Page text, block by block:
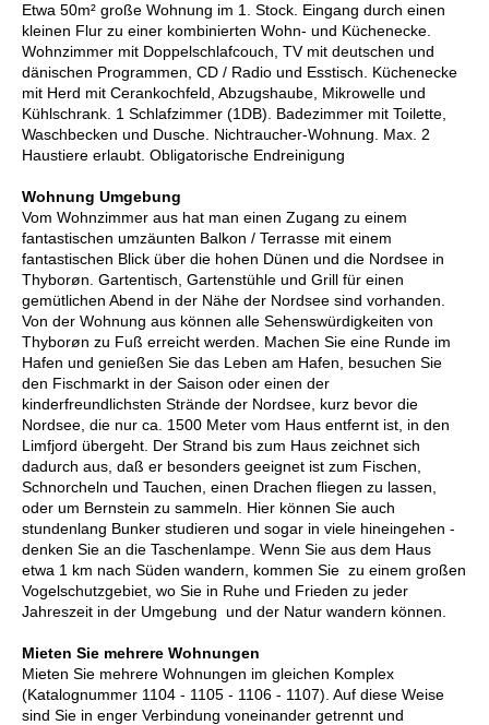
Etwa 50m² große Wohnung im 1. Stock. Eingang durch einen
kleinen Flur zu einer kombinierten Wohn- und Küchenecke.
Wohnzimmer mit Doppelschlafcouch, TV mit deutschen und
dänischen Programmen, CD / Radio und Esstisch. Küchenecke
mit Herd mit Cerankochfeld, Abzugshaube, Mikrowelle und
Kühlschrank. 1 Schlafzimmer (1DB). Badezimmer mit Toilette,
Waschbecken und Dusche. Nichtraucher-Wohnung. Max. 2
Haustiere erlaubt. Obligatorische Endreinigung
Wohnung Umgebung
Vom Wohnzimmer aus hat man einen Zugang zu einem
fantastischen umzäunten Balkon / Terrasse mit einem
fantastischen Blick über die hohen Dünen und die Nordsee in
Thyborøn. Gartentisch, Gartenstühle und Grill für einen
gemütlichen Abend in der Nähe der Nordsee sind vorhanden.
Von der Wohnung aus können alle Sehenswürdigkeiten von
Thyborøn zu Fuß erreicht werden. Machen Sie eine Runde im
Hafen und genießen Sie das Leben am Hafen, besuchen Sie
den Fischmarkt in der Saison oder einen der
kinderfreundlichsten Strände der Nordsee, kurz bevor die
Nordsee, die nur ca. 1500 Meter vom Haus entfernt ist, in den
Limfjord übergeht. Der Strand bis zum Haus zeichnet sich
dadurch aus, daß er besonders geeignet ist zum Fischen,
Schnorcheln und Tauchen, einen Drachen fliegen zu lassen,
oder um Bernstein zu sammeln. Hier können Sie auch
stundenlang Bunker studieren und sogar in viele hineingehen -
denken Sie an die Taschenlampe. Wenn Sie aus dem Haus
etwa 1 km nach Süden wandern, kommen Sie zu einem großen
Vogelschutzgebiet, wo Sie in Ruhe und Frieden zu jeder
Jahreszeit in der Umgebung und der Natur wandern können.
Mieten Sie mehrere Wohnungen
Mieten Sie mehrere Wohnungen im gleichen Komplex
(Katalognummer 1104 - 1105 - 1106 - 1107). Auf diese Weise
sind Sie in enger Verbindung voneinander getrennt und